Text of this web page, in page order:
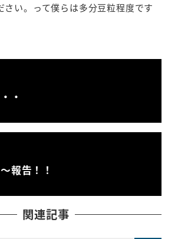
さい。って僕らは多分豆粒程度です
・
報告！！
関連記事